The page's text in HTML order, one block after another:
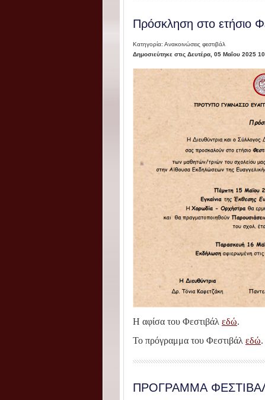
Πρόσκληση στο ετήσιο
Κατηγορία: Ανακοινώσεις φεστιβάλ
Δημοσιεύτηκε στις Δευτέρα, 05 Μαΐου 2025
Η αφίσα του Φεστιβάλ εδώ.
Το πρόγραμμα του Φεστιβάλ εδώ.
ΠΡΟΓΡΑΜΜΑ